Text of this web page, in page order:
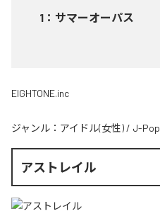
1 ： サマーオーパス
EIGHTONE.inc
ジャンル： アイドル(女性) / J-Pop
アストレイル